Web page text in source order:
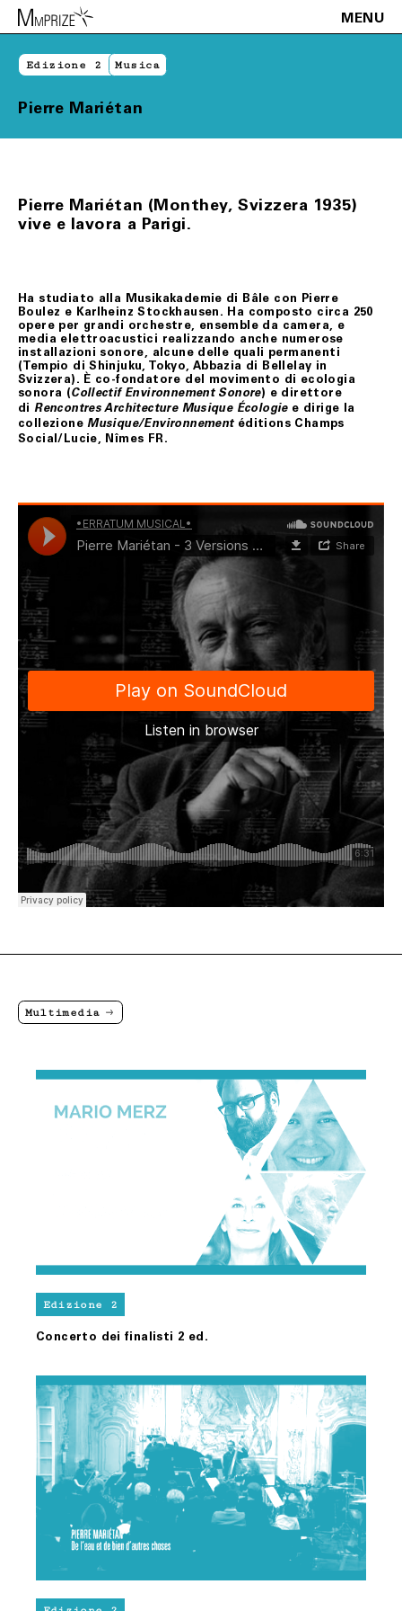
MENU
Edizione 2 Musica
Pierre Mariétan
Pierre Mariétan (Monthey, Svizzera 1935)
vive e lavora a Parigi.
Ha studiato alla Musikakademie di Bâle con Pierre
Boulez e Karlheinz Stockhausen. Ha composto circa 250
opere per grandi orchestre, ensemble da camera, e
media elettroacustici realizzando anche numerose
installazioni sonore, alcune delle quali permanenti
(Tempio di Shinjuku, Tokyo, Abbazia di Bellelay in
Svizzera). È co-fondatore del movimento di ecologia
sonora (Collectif Environnement Sonore) e direttore
diRencontres Architecture Musique Écologiee dirige la
collezioneMusique/Environnementéditions Champs
Social/Lucie, Nîmes FR.
Multimedia
Edizione 2
Concerto dei finalisti 2 ed.